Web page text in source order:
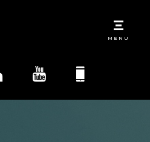
MENU